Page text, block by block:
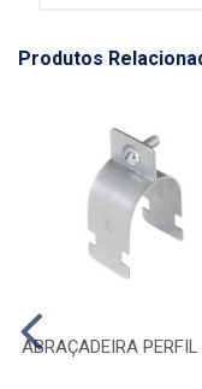
Produtos
ABRAÇADEIRA